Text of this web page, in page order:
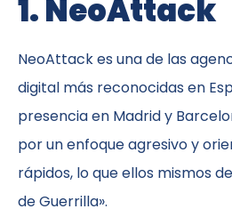
1. NeoAttack
NeoAttack es una de las
digital más reconocidas en
presencia en Madrid y
por un enfoque agresivo y
rápidos, lo que ellos mismos
de Guerrilla».